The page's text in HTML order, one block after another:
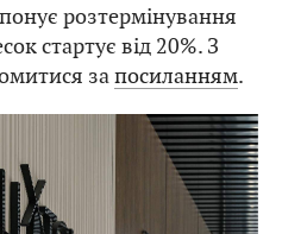
розтермінування
стартує від 20%. З
за посиланням.